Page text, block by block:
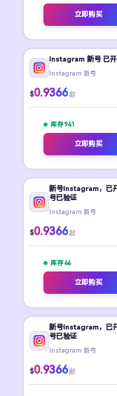
立即购买
Instagram 新号 已开
Instagram 新号
$0.9366 起
库存 941
立即购买
新号Instagram，已
号已验证
Instagram 新号
$0.9366 起
库存 46
立即购买
新号Instagram，已
号已验证
Instagram 新号
$0.9366 起